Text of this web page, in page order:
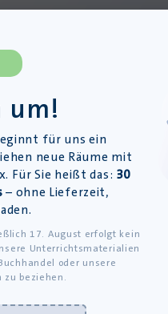
um!
für uns ein
neue Räume mit
Für Sie heißt das: 30
– ohne Lieferzeit,
17. August erfolgt kein
Unterrichtsmaterialien
oder unsere
zu beziehen.